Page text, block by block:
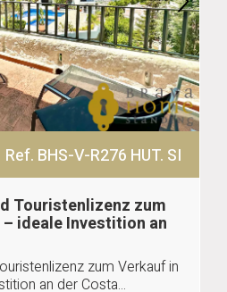
Ref. BHS-V-R276 HUT. SI
Touristenlizenz zum
ideale Investition an
zum Verkauf in
an der Costa...